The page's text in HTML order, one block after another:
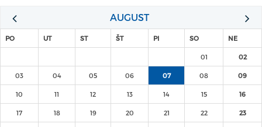
AUGUST
PO UT ST ŠT PI SO NE
01 02
03 04 05 06 07 08 09
10 11 12 13 14 15 16
17 18 19 20 21 22 23